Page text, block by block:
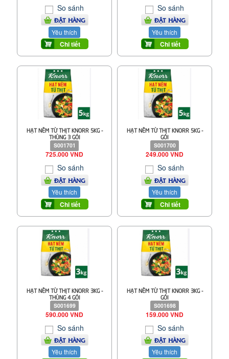
So sánh
ĐẶT HÀNG
Yêu thích
Chi tiết
So sánh
ĐẶT HÀNG
Yêu thích
Chi tiết
HẠT NÊM TỪ THỊT KNORR 5KG -
THÙNG 3 GÓI
S001701
725.000 VND
So sánh
ĐẶT HÀNG
Yêu thích
Chi tiết
HẠT NÊM TỪ THỊT KNORR 5KG -
GÓI
S001700
249.000 VND
So sánh
ĐẶT HÀNG
Yêu thích
Chi tiết
HẠT NÊM TỪ THỊT KNORR 3KG -
THÙNG 4 GÓI
S001699
590.000 VND
So sánh
ĐẶT HÀNG
Yêu thích
HẠT NÊM TỪ THỊT KNORR 3KG -
GÓI
S001698
159.000 VND
So sánh
ĐẶT HÀNG
Yêu thích